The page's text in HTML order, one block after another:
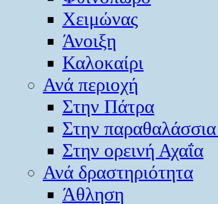
Χειμώνας
Άνοιξη
Καλοκαίρι
Ανά περιοχή
Στην Πάτρα
Στην
Στην ορεινή Αχαΐα
Ανά δραστηριότητα
Άθληση